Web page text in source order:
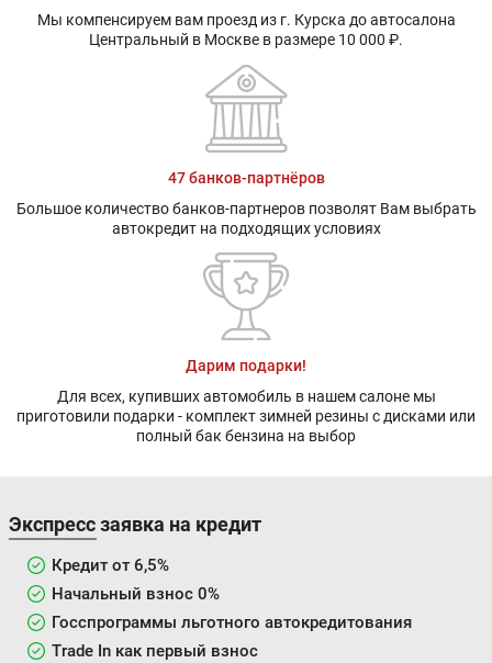
Мы компенсируем вам проезд из г. Курска до автосалона
Центральный в Москве в размере 10 000 ₽.
47 банков-партнёров
Большое количество банков-партнеров позволят Вам выбрать
автокредит на подходящих условиях
Дарим подарки!
Для всех, купивших автомобиль в нашем салоне мы
приготовили подарки - комплект зимней резины с дисками или
полный бак бензина на выбор
Экспресс заявка на кредит
Кредит от 6,5%
Начальный взнос 0%
Госспрограммы льготного автокредитования
Trade In как первый взнос